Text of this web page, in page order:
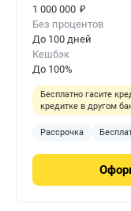
1 000 000 ₽
Без процентов
До 100 дней
Кешбэк
До 100%
Бесплатно гасите
кредитке в другом
Рассрочка